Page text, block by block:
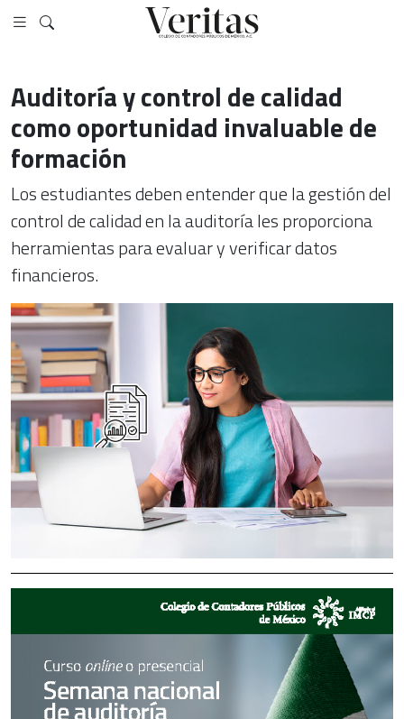
Auditoría y control de calidad
como oportunidad invaluable de
formación
Los estudiantes deben entender que la gestión del
control de calidad en la auditoría les proporciona
herramientas para evaluar y verificar datos
financieros.